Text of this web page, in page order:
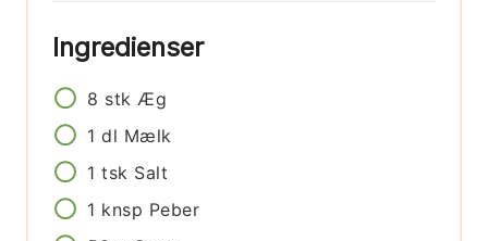
Ingredienser
8 stk Æg
1 dl Mælk
1 tsk Salt
1 knsp Peber